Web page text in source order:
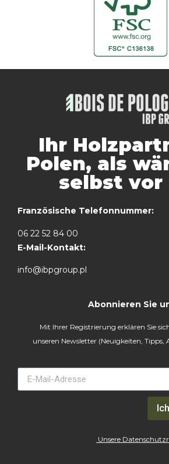
Ihr
Polen, als
selbst vor
Französische Telefonnummer:
06 22 52 84 00
E-Mail-Kontakt:
info@ibpgroup.pl
Abonnieren Sie
Mit Ihrer Registrierung erklären Sie
unseren Newsletter (Neuigkeiten, Tipps,
Unsere